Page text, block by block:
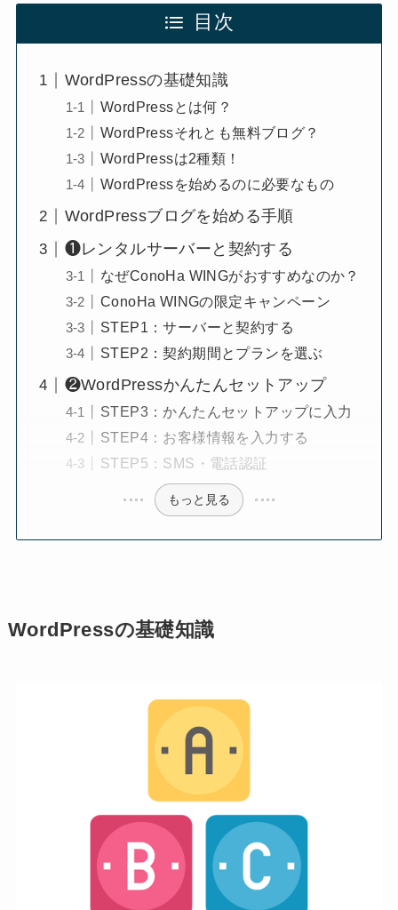
目次
WordPressの基礎知識
WordPressとは何？
WordPressそれとも無料ブログ？
WordPressは2種類！
WordPressを始めるのに必要なもの
WordPressブログを始める手順
❶レンタルサーバーと契約する
なぜConoHa WINGがおすすめなのか？
ConoHa WINGの限定キャンペーン
STEP1：サーバーと契約する
STEP2：契約期間とプランを選ぶ
❷WordPressかんたんセットアップ
STEP3：かんたんセットアップに入力
STEP4：お客様情報を入力する
STEP5：SMS・電話認証
もっと見る
WordPressの基礎知識